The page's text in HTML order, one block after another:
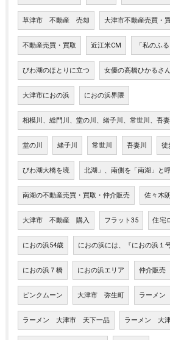
草津市 不動産 売却 大津市不動産売買・
不動産売買・買取 近江米CM 「私のふ
びわ湖のほとりに立つ 女優の高橋ひかるさん
大津市におの浜 におの浜界隈
相模川、総門川、堂の川、緒子川、常世川、吾妻
堂の川 緒子川 常世川 吾妻川 徒
びわ湖大橋を境 北湖」、南側を「南湖」と
南湖の不動産売買・買取・仲介販売 佐々木
大津市 不動産 購入 フラット35 住宅
におの浜54歳 におの浜には、『におの浜１
におの浜７橋 におの浜エリア 仲介販売
ピンクムーン 大津市 弥生町 ラーメ
ラーメン 大津市 天下一品 ラーメン 大